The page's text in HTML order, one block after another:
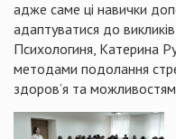
адже саме ці навички
адаптуватися до
Психологиня, Катерина
методами подолання
здоров’я та